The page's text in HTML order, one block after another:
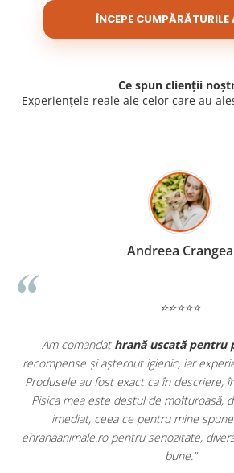
ÎNCEPE CUMPĂRĂTURILE
Ce spun clienții
Experiențele reale ale celor care au
Madalina
⭐⭐⭐⭐⭐
Apreciez foarte mult faptul că pe
doar hrană, ci și produse din
antiparazitare, suplimente și
comod să pot comanda tot ce am
dintr-un singur loc. Livrarea a fost
originale și în termen. Magazin
pentru orice stăpân